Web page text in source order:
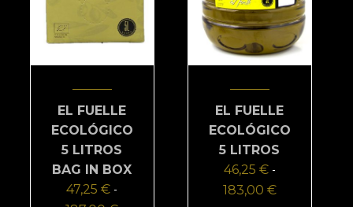
EL FUELLE
ECOLÓGICO
5 LITROS
BAG IN BOX
47,25 € -
EL FUELLE
ECOLÓGICO
5 LITROS
46,25 € -
183,00 €Rango